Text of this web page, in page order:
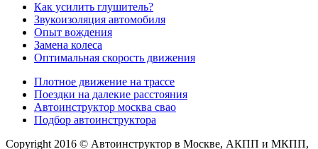
Как усилить глушитель?
Звукоизоляция автомобиля
Опыт вождения
Замена колеса
Оптимальная скорость движения
Плотное движение на трассе
Поездки на далекие расстояния
Автоинструктор москва свао
Подбор автоинструктора
Copyright 2016 © Автоинструктор в Москве, АКПП и МКПП,